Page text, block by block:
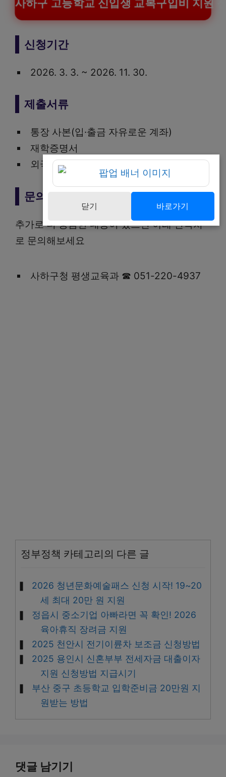
사하구 고등학교 신입생 교복구입비 지원
신청기간
2026. 3. 3. ~ 2026. 11. 30.
제출서류
통장 사본(입·출금 자유로운 계좌)
재학증명서
외국인 학생의 경우 외국인등록사실증명서
문의처
추가로 더 궁금한 내용이 있으면 아래 연락처
로 문의해보세요
사하구청 평생교육과 ☎ 051-220-4937
정부정책 카테고리의 다른 글
2026 청년문화예술패스 신청 시작! 19~20
세 최대 20만 원 지원
정읍시 중소기업 아빠라면 꼭 확인! 2026
육아휴직 장려금 지원
2025 천안시 전기이륜차 보조금 신청방법
2025 용인시 신혼부부 전세자금 대출이자
지원 신청방법 지급시기
부산 중구 초등학교 입학준비금 20만원 지
원받는 방법
댓글 남기기
닫기 바로가기